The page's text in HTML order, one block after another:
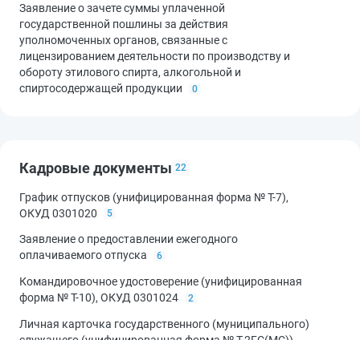
Заявление о зачете суммы уплаченной
государственной пошлины за действия
уполномоченных органов, связанные с
лицензированием деятельности по производству и
обороту этилового спирта, алкогольной и
спиртосодержащей продукции
0
Кадровые документы 22
График отпусков (унифицированная форма № Т-7),
ОКУД 0301020
5
Заявление о предоставлении ежегодного
оплачиваемого отпуска
6
Командировочное удостоверение (унифицированная
форма № Т-10), ОКУД 0301024
2
Личная карточка государственного (муниципального)